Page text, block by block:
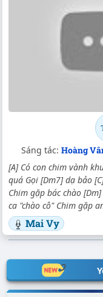
Sáng tác: Hoàng
[A] Có con chim vành
quá Gọi [Dm7] dạ bảo
Chim gặp bác chào
ca "chào cô" Chim gặp
Mai Vy